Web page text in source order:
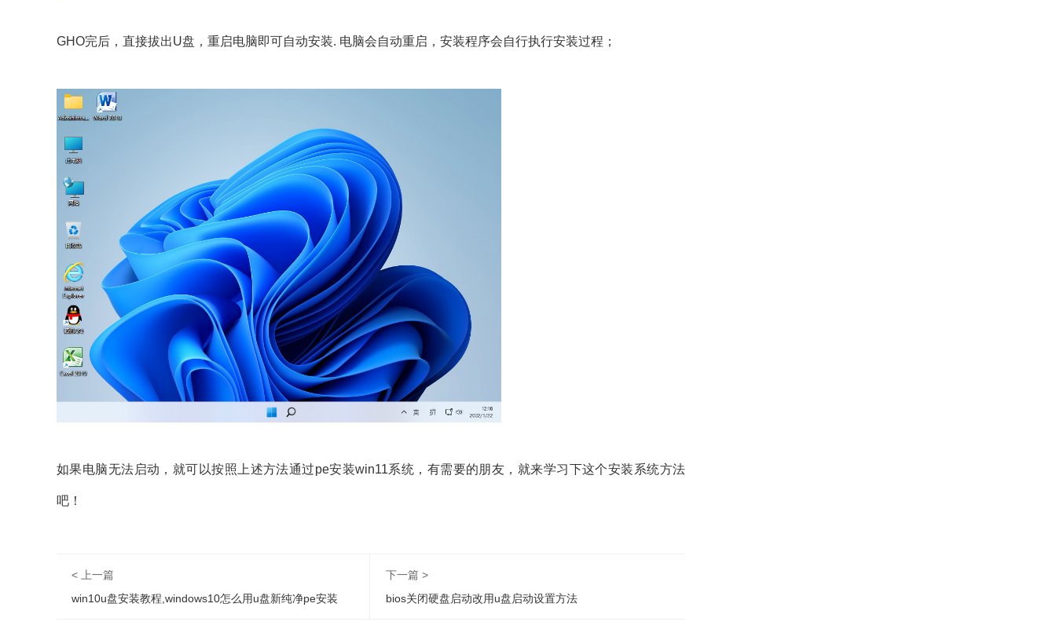
GHO完后，直接拔出U盘，重启电脑即可自动安装. 电脑会自动重启，安装程序会自行执行安装过程；
如果电脑无法启动，就可以按照上述方法通过pe安装win11系统，有需要的朋友，就来学习下这个安装系统方法
吧！
< 上一篇
win10u盘安装教程,windows10怎么用u盘新纯净pe安装
下一篇 >
bios关闭硬盘启动改用u盘启动设置方法